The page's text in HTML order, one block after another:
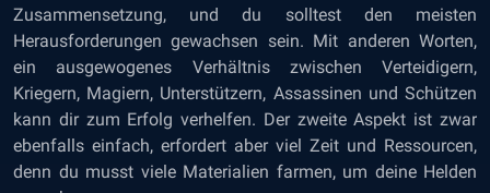
Zusammensetzung, und du solltest den meisten
Herausforderungen gewachsen sein. Mit anderen Worten,
ein ausgewogenes Verhältnis zwischen Verteidigern,
Kriegern, Magiern, Unterstützern, Assassinen und Schützen
kann dir zum Erfolg verhelfen. Der zweite Aspekt ist zwar
ebenfalls einfach, erfordert aber viel Zeit und Ressourcen,
denn du musst viele Materialien farmen, um deine Helden